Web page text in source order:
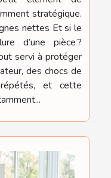
stratégique.
nettes Et si le
d’une pièce ?
servi à protéger
des chocs de
et cette